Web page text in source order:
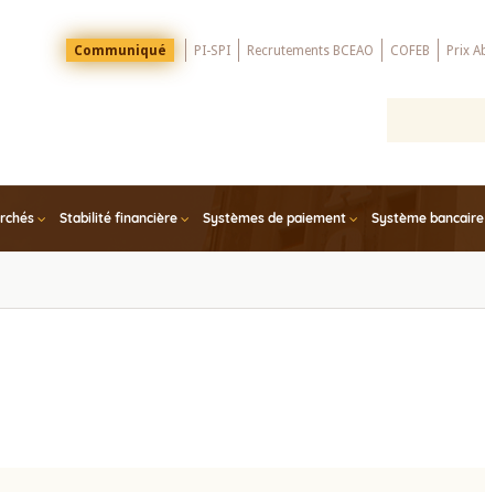
Menu
Top
Communiqué PI-SPI Recrutements BCEAO COFEB Prix
Stabilité financière Systèmes de paiement Système